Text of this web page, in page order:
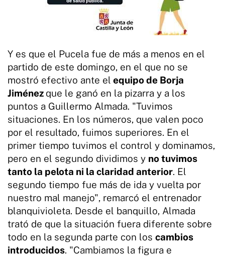
Y es que el Pucela fue de más a menos en el
partido de este domingo, en el que no se
mostró efectivo ante el equipo de Borja
Jiménez que le ganó en la pizarra y a los
puntos a Guillermo Almada. "Tuvimos
situaciones. En los números, que valen poco
por el resultado, fuimos superiores. En el
primer tiempo tuvimos el control y dominamos,
pero en el segundo dividimos y no tuvimos
tanto la pelota ni la claridad anterior. El
segundo tiempo fue más de ida y vuelta por
nuestro mal manejo", remarcó el entrenador
blanquivioleta. Desde el banquillo, Almada
trató de que la situación fuera diferente sobre
todo en la segunda parte con los cambios
introducidos. "Cambiamos la figura e